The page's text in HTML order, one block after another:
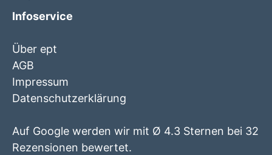
Infoservice
Über ept
AGB
Impressum
Datenschutzerklärung
Auf Google werden wir mit Ø 4.3 Sternen bei 32
Rezensionen bewertet.